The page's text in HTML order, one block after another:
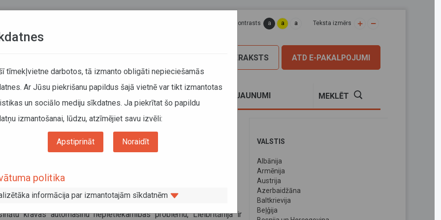
Lapas kontrasts a a a Teksta izmērs
ATD E-PAKALPOJUMI
PIERAKSTS
JAUNUMI MEKLĒT
kabotāžas autopārvadājumu veikšanas iespēja Lielbritānijā
iespēja Lielbritānijā
kravas automašīnu nepietiekamības problēmu, Lielbritānija ir
VALSTIS
Albānija
Armēnija
Austrija
Azerbaidžāna
Baltkrievija
Beļģija
tīmekļvietne darbotos, tā izmanto obligāti nepieciešamās
Ar Jūsu piekrišanu papildus šajā vietnē var tikt izmantotas
un sociālo mediju sīkdatnes. Ja piekrītat šo papildu
izmantošanai, lūdzu, atzīmējiet savu izvēli:
Apstiprināt Noraidīt
politika
informācija par izmantotajām sīkdatnēm